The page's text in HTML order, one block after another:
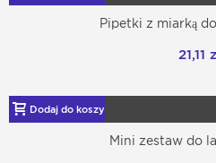
Pipetki z miarką
21,11
Dodaj do koszyka
Mini zestaw do